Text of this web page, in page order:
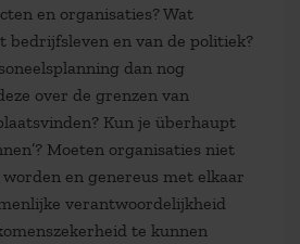
en organisaties? Wat
bedrijfsleven en van de politiek?
dan nog
over de grenzen van
Kun je überhaupt
Moeten organisaties niet
en genereus met elkaar
verantwoordelijkheid
te kunnen